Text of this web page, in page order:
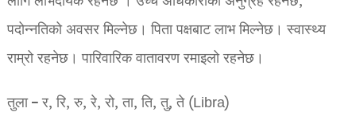
पदोन्नतिको अवसर मिल्नेछ। पिता पक्षबाट लाभ मिल्नेछ। स्वास्थ्य
राम्रो रहनेछ। पारिवारिक वातावरण रमाइलो रहनेछ।
तुला – र, रि, रु, रे, रो, ता, ति, तु, ते (Libra)